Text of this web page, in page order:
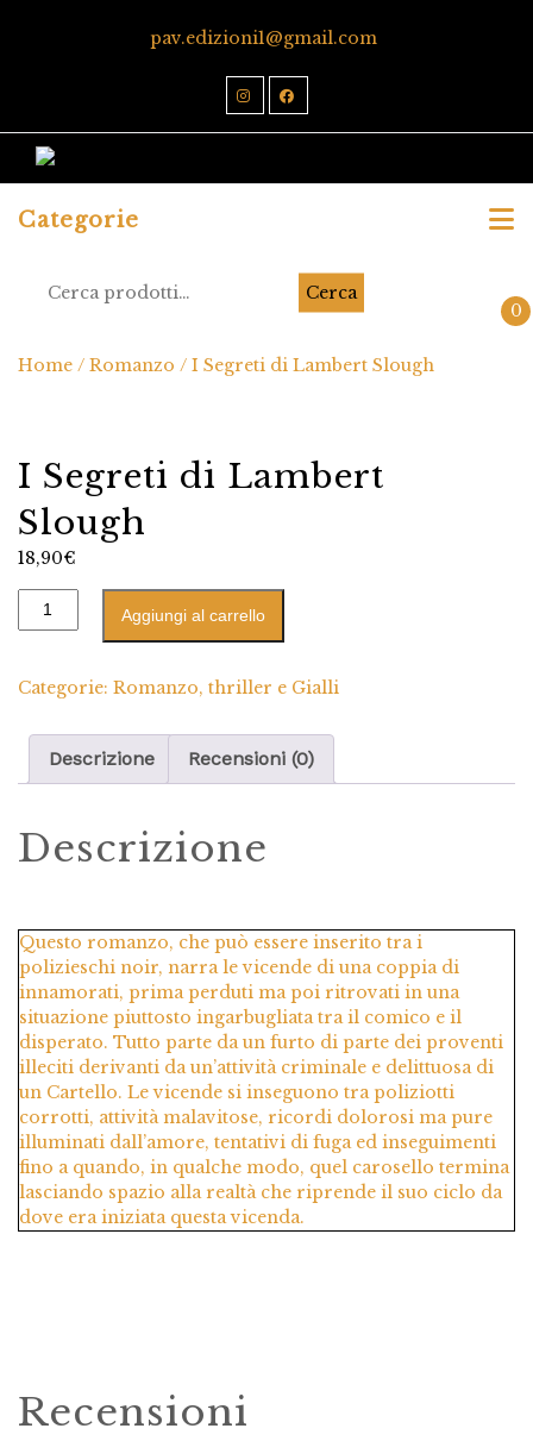
pav.edizioni1@gmail.com
Categorie
Cerca
0
Home / Romanzo / I Segreti di Lambert Slough
I Segreti di Lambert
Slough
18,90€
Aggiungi al carrello
Categorie: Romanzo, thriller e Gialli
Descrizione Recensioni (0)
Descrizione
Questo romanzo, che può essere inserito tra i
polizieschi noir, narra le vicende di una coppia di
innamorati, prima perduti ma poi ritrovati in una
situazione piuttosto ingarbugliata tra il comico e il
disperato. Tutto parte da un furto di parte dei proventi
illeciti derivanti da un’attività criminale e delittuosa di
un Cartello. Le vicende si inseguono tra poliziotti
corrotti, attività malavitose, ricordi dolorosi ma pure
illuminati dall’amore, tentativi di fuga ed inseguimenti
fino a quando, in qualche modo, quel carosello termina
lasciando spazio alla realtà che riprende il suo ciclo da
dove era iniziata questa vicenda.
Recensioni